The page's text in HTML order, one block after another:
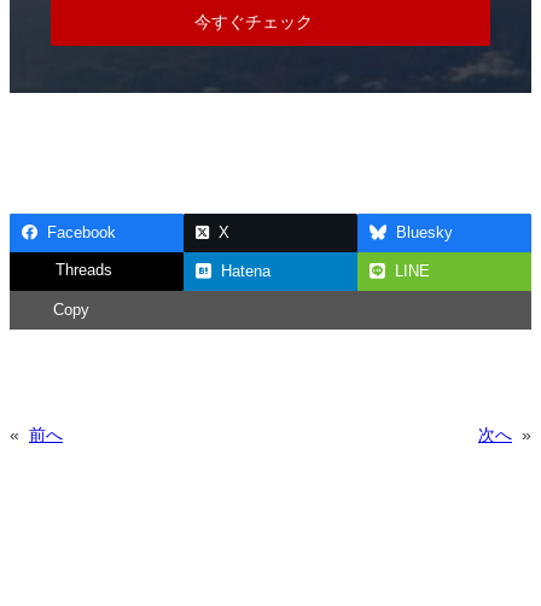
今すぐチェック
Facebook X Bluesky
Threads Hatena LINE
Copy
« 前へ 次へ »